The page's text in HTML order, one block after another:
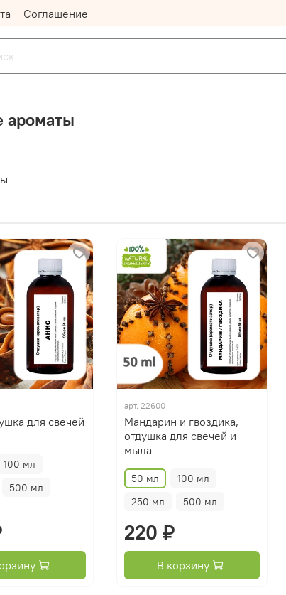
Соглашение
ароматы
для свечей
100 мл
500 мл
арт. 22600
Мандарин и гвоздика,
отдушка для свечей и
мыла
50 мл
100 мл
250 мл
500 мл
220 ₽
В корзину